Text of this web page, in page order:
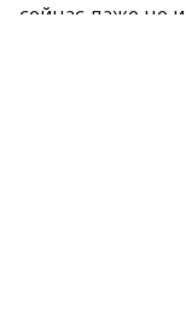
сейчас даже не